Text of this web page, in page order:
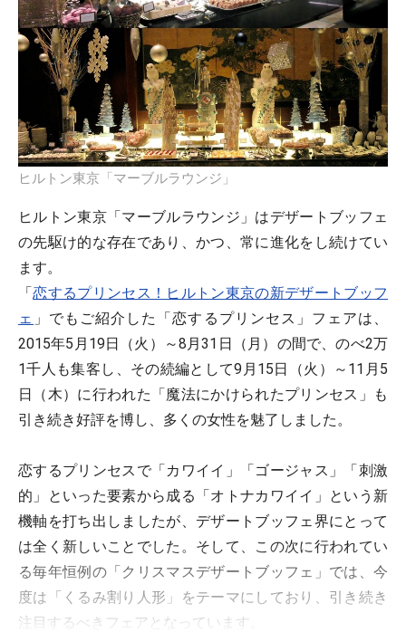
ヒルトン東京「マーブルラウンジ」
ヒルトン東京「マーブルラウンジ」はデザートブッフェ
の先駆け的な存在であり、かつ、常に進化をし続けてい
ます。
「恋するプリンセス！ヒルトン東京の新デザートブッフ
ェ 」でもご紹介した「恋するプリンセス」フェアは、
2015年5月19日（火）～8月31日（月）の間で、のべ2万
1千人も集客し、その続編として9月15日（火）～11月5
日（木）に行われた「魔法にかけられたプリンセス」も
引き続き好評を博し、多くの女性を魅了しました。
恋するプリンセスで「カワイイ」「ゴージャス」「刺激
的」といった要素から成る「オトナカワイイ」という新
機軸を打ち出しましたが、デザートブッフェ界にとって
は全く新しいことでした。そして、この次に行われてい
る毎年恒例の「クリスマスデザートブッフェ」では、今
度は「くるみ割り人形」をテーマにしており、引き続き
注目するべきフェアとなっています。